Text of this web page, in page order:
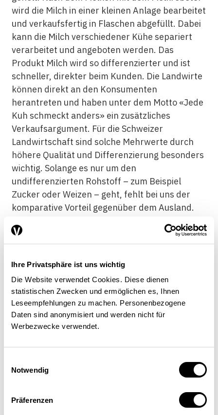
Ihre Privatsphäre ist uns wichtig
Die Website verwendet Cookies. Diese dienen
statistischen Zwecken und ermöglichen es, Ihnen
Leseempfehlungen zu machen. Personenbezogene
Daten sind anonymisiert und werden nicht für
Werbezwecke verwendet.
Notwendig
Präferenzen
wird die Milch in einer kleinen Anlage bearbeitet
und verkaufsfertig in Flaschen abgefüllt. Dabei
kann die Milch verschiedener Kühe separiert
verarbeitet und angeboten werden. Das
Produkt Milch wird so differenzierter und ist
schneller, direkter beim Kunden. Die Landwirte
können direkt an den Konsumenten
herantreten und haben unter dem Motto «Jede
Kuh schmeckt anders» ein zusätzliches
Verkaufsargument. Für die Schweizer
Landwirtschaft sind solche Mehrwerte durch
höhere Qualität und Differenzierung besonders
wichtig. Solange es nur um den
undifferenzierten Rohstoff – zum Beispiel
Zucker oder Weizen – geht, fehlt bei uns der
komparative Vorteil gegenüber dem Ausland.
Labelorganisationen wie IP Suisse und Bio
Suisse eine wichtige Rolle.
Ist die Ertragssteigerung oberstes
Ziel beim Melkroboter?
besser und effizienter zu produzieren. Mit
Melkrobotern wird schwere körperliche Arbeit
ersetzt, und Landwirte können ihre Arbeitszeit
flexibler einsetzen. Zudem gibt es positive